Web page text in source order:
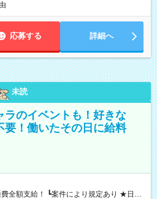
応募する 詳細へ
未読
ラのイベントも！好きな
！働いたその日に給料